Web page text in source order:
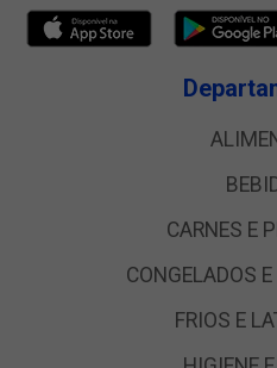
CARNES E
CONGELADOS
FRIOS E